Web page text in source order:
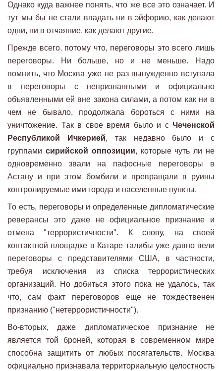
Однако куда важнее понять, что же все это означает. И
тут мы бы не стали впадать ни в эйфорию, как делают
одни, ни в отчаяние, как делают другие.
Прежде всего, потому что, переговоры это всего лишь
переговоры. Ни больше, но и не меньше. Надо
помнить, что Москва уже не раз вынужденно вступала
в переговоры с непризнанными и официально
объявленными ей вне закона силами, а потом как ни в
чем не бывало, продолжала бороться с ними на
уничтожение. Так в свое время было и с Чеченской
Республикой Ичкерией, так недавно было и с
группами сирийской оппозиции, которые чуть ли не
одновременно звали на пафосные переговоры в
Астану и при этом бомбили и превращали в руины
контролируемые ими города и населенные пункты.
То есть, переговоры и определенные дипломатические
реверансы это даже не официальное признание и
отмена "террористичности". К слову, на своей
контактной площадке в Катаре талибы уже давно вели
переговоры с представителями США, в частности,
требуя исключения из списка террористических
организаций. Но добиться этого пока не удалось, так
что, сам факт переговоров еще не тождественен
признанию ("нетеррористичности").
Во-вторых, даже дипломатическое признание не
является той броней, которая в современном мире
способна защитить от любых посягательств. Москва
официально признавала территориальную целостность